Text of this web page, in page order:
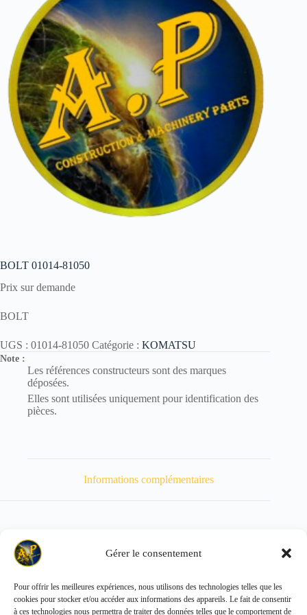
Gérer le consentement
Pour offrir les meilleures expériences, nous utilisons des technologies telles que les
cookies pour stocker et/ou accéder aux informations des appareils. Le fait de consentir
à ces technologies nous permettra de traiter des données telles que le comportement de
BOLT 01014-81050
Prix sur demande
BOLT
UGS : 01014-81050 Catégorie : KOMATSU
Note :
Les références constructeurs sont des marques
déposées.
Elles sont utilisées uniquement pour identification des
pièces.
Informations complémentaires
Poids 40 kg
Copyright © 2026 - ALL PARTS FRANCE SAS